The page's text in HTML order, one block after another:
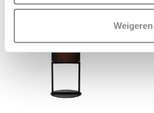
Weigeren
sale 15%